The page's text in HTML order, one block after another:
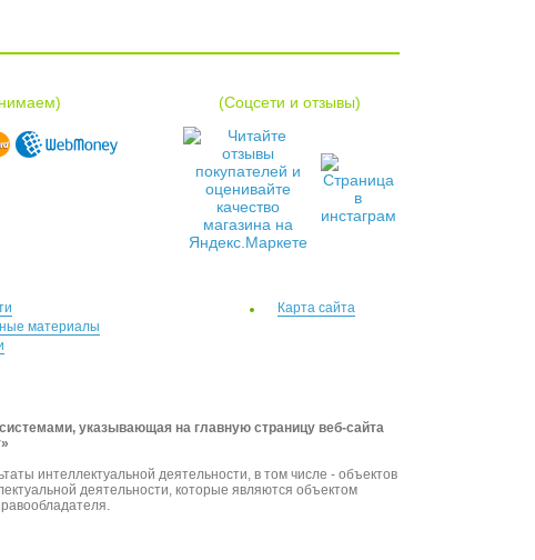
(Соцсети и отзывы)
материалы
Карта сайта
указывающая на главную страницу веб-сайта
интеллектуальной деятельности, в том числе - объектов
деятельности, которые являются объектом